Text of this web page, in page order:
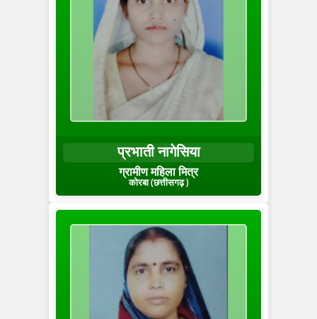
प्रभाती नागेसिया
ग्रामीण महिला मित्र
कोरबा (छत्तीसगढ़ )